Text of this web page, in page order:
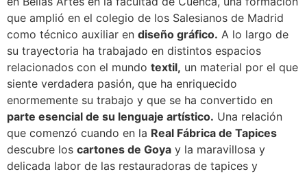
que amplió en el colegio de los Salesianos de Madrid
como técnico auxiliar en diseño gráfico. A lo largo de
su trayectoria ha trabajado en distintos espacios
relacionados con el mundo textil, un material por el que
siente verdadera pasión, que ha enriquecido
enormemente su trabajo y que se ha convertido en
parte esencial de su lenguaje artístico. Una relación
que comenzó cuando en la Real Fábrica de Tapices
descubre los cartones de Goya y la maravillosa y
delicada labor de las restauradoras de tapices y